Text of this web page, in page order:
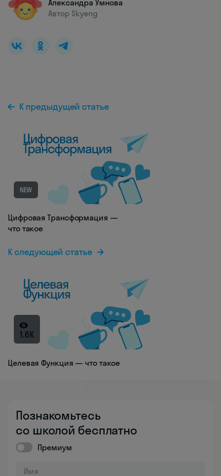
Александра Умнова
Автор Skyeng
К предыдущей статье
NEW
Цифровая Трансформация —
что такое
К следующей статье
1.6K
Целевая Функция — что такое
Познакомьтесь
со школой бесплатно
Премиум